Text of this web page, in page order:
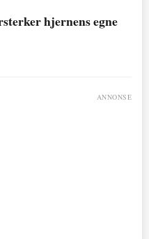
hjernens egne
ANNONSE